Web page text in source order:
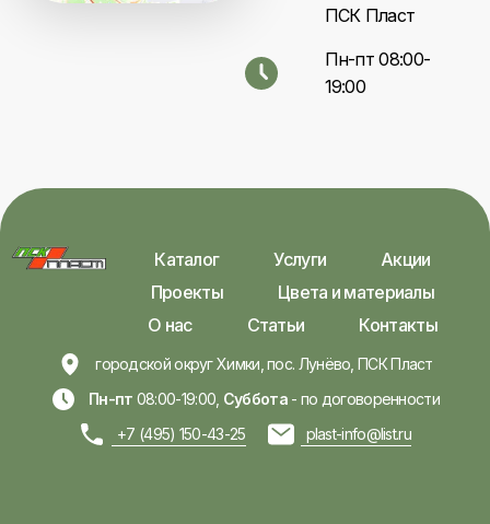
ПСК Пласт
Пн-пт 08:00-
19:00
Каталог Услуги
Акции
Проекты
Цвета и материалы
О нас
Статьи Контакты
городской округ Химки, пос. Лунёво, ПСК Пласт
Пн-пт 08:00-19:00, Суббота- по договоренности
+7 (495) 150-43-25
plast-info@list.ru